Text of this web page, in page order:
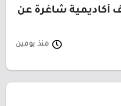
أكاديمية شاغرة عن
منذ يومين